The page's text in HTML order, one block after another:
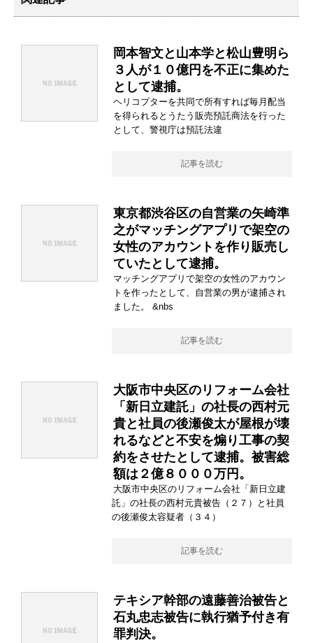
岡本智文と山本学と松山豊明ら
３人が１０億円を不正に集めた
として逮捕。
ヘリコプターを共同で所有すれば毎月配当
を得られるとうたう販売預託商法を行った
として、警視庁は預託法違
記事を読む
東京都渋谷区の自営業の矢崎準
之がマッチングアプリで架空の
女性のアカウントを作り販売し
ていたとして逮捕。
マッチングアプリで架空の女性のアカウン
トを作ったとして、自営業の男が逮捕され
ました。 &nbs
記事を読む
大阪市中央区のリフォーム会社
「新日立建託」の社長の西村元
貴と社員の後瀬俊太が屋根が壊
れるなどと不安を煽り工事の契
約をさせたとして逮捕。被害総
額は２億８０００万円。
大阪市中央区のリフォーム会社「新日立建
託」の社長の西村元貴被告（２７）と社員
の後瀬俊太容疑者（３４）
記事を読む
テキシア幹部の遠藤善治被告と
石丸忠志被告に執行猶予付き有
罪判決。